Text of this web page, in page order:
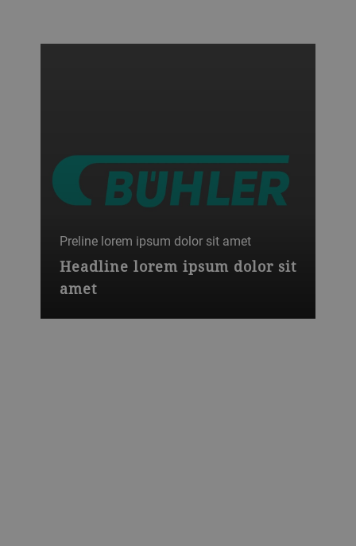
Preline lorem ipsum dolor sit amet
Headline lorem ipsum dolor sit
amet